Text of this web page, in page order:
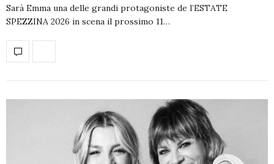
Sarà Emma una delle grandi protagoniste de l’ESTATE
SPEZZINA 2026 in scena il prossimo 11…